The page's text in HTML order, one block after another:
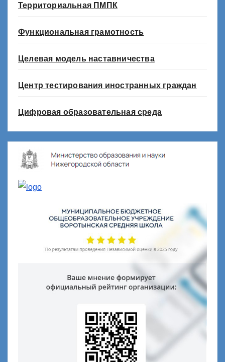
Территориальная ПМПК
Функциональная грамотность
Целевая модель наставничества
Центр тестирования иностранных граждан
Цифровая образовательная среда